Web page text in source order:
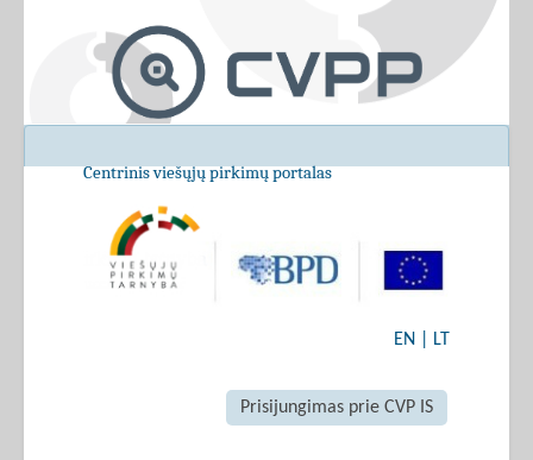
Centrinis viešųjų pirkimų portalas
EN LT
Prisijungimas prie CVP IS